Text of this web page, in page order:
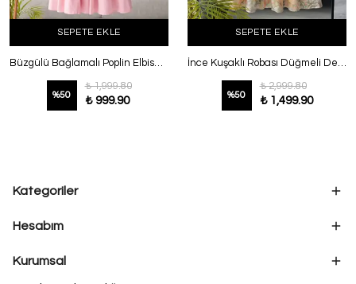
SEPETE EKLE
Büzgülü Bağlamalı Poplin Elbise Pembe
%50
₺ 1,999.80
₺ 999.90
SEPETE EKLE
İnce Kuşaklı Robası Düğmeli Desenli Balon Kol Elbise Yeşil
%50
₺ 2,999.80
₺ 1,499.90
Kategoriler
Hesabım
Kurumsal